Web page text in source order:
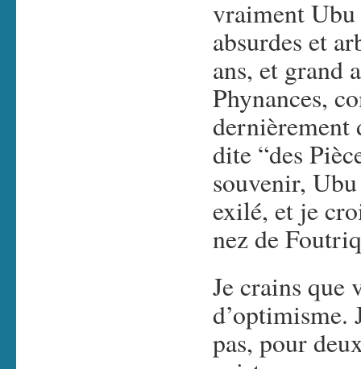
vraiment Ubu
absurdes et
ans, et grand
Phynances,
dernièrement
dite “des
souvenir,
exilé, et je
nez de
Je crains que
d’optimisme.
pas, pour